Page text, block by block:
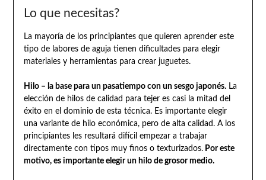
Lo que necesitas?
La mayoría de los principiantes que quieren aprender este
tipo de labores de aguja tienen dificultades para elegir
materiales y herramientas para crear juguetes.
Hilo – la base para un pasatiempo con un sesgo japonés.La
elección de hilos de calidad para tejer es casi la mitad del
éxito en el dominio de esta técnica. Es importante elegir
una variante de hilo económica, pero de alta calidad. A los
principiantes les resultará difícil empezar a trabajar
directamente con tipos muy finos o texturizados.Por este
motivo, es importante elegir un hilo de grosor medio.